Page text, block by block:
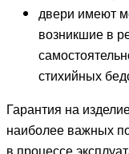
двери имеют
возникшие в
стихийных
Гарантия на
наиболее важных